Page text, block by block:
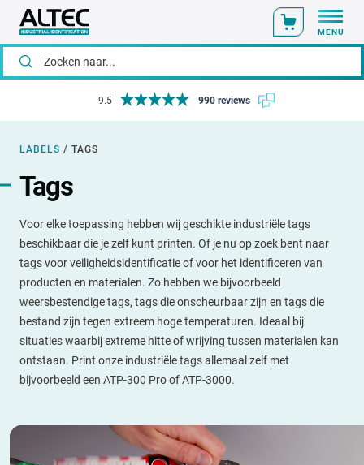
MENU
Voor 14:00 uur besteld? Vandaag verzonden!
LABELS / TAGS
Tags
Voor elke toepassing hebben wij geschikte industriële tags
beschikbaar die je zelf kunt printen. Of je nu op zoek bent naar
tags voor veiligheidsidentificatie of voor het identificeren van
producten en materialen. Zo hebben we bijvoorbeeld
weersbestendige tags, tags die onscheurbaar zijn en tags die
bestand zijn tegen extreem hoge temperaturen. Ideaal bij
situaties waarbij extreme hitte of wrijving tussen materialen kan
ontstaan. Print onze industriële tags allemaal zelf met
bijvoorbeeld een ATP-300 Pro of ATP-3000.